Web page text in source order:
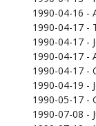
1990-04-16 -
1990-04-17 -
1990-04-17 -
1990-04-17 -
1990-04-17 -
1990-04-19 -
1990-05-17 -
1990-07-08 -